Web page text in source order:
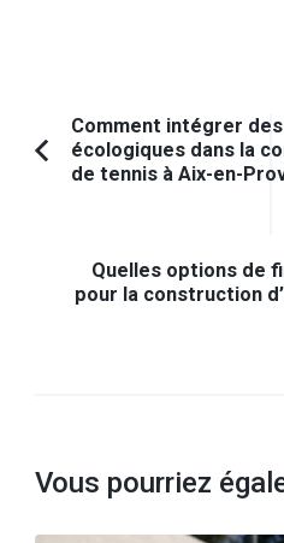
Navigation
d'article
Article
Comment intégrer
écologiques dans la
de tennis à Aix-en-
Quelles options de
pour la construction
Vous pourriez